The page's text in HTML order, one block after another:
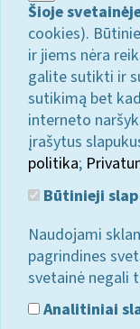
Šioje
cookies).
ir jiems nėra
galite sutikti ir
sutikimą bet
interneto
įrašytus
politika;
Būtinieji
Naudojami
pagrindines
svetainė negali
Analitiniai